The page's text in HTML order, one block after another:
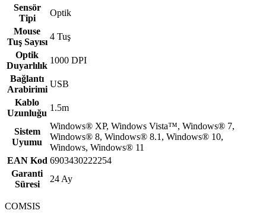
Sensör
Tipi
Optik
Mouse
Tuş Sayısı
4 Tuş
Optik
Duyarlılık
1000 DPI
Bağlantı
Arabirimi
USB
Kablo
Uzunluğu
1.5m
Sistem
Uyumu
Windows® XP, Windows Vista™, Windows® 7,
Windows® 8, Windows® 8.1, Windows® 10,
Windows, Windows® 11
EAN Kod 6903430222254
Garanti
Süresi
24 Ay
COMSIS